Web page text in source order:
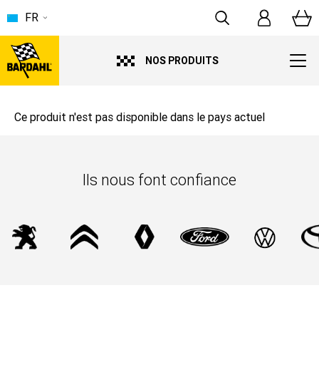
NOS PRODUITS
FR
Ce produit n'est pas disponible dans le pays actuel
Ils nous font confiance